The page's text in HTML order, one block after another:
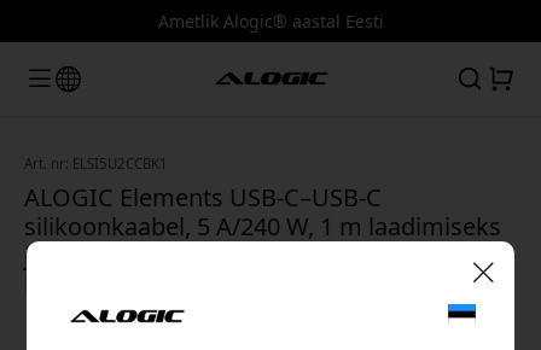
Ametlik Alogic® aastal Eesti
Art. nr: ELSI5U2CCBK1
ALOGIC Elements USB-C–USB-C
silikoonkaabel, 5 A/240 W, 1 m laadimiseks
ja andmeedastuseks koos
🎉 Sinu sooduskood: